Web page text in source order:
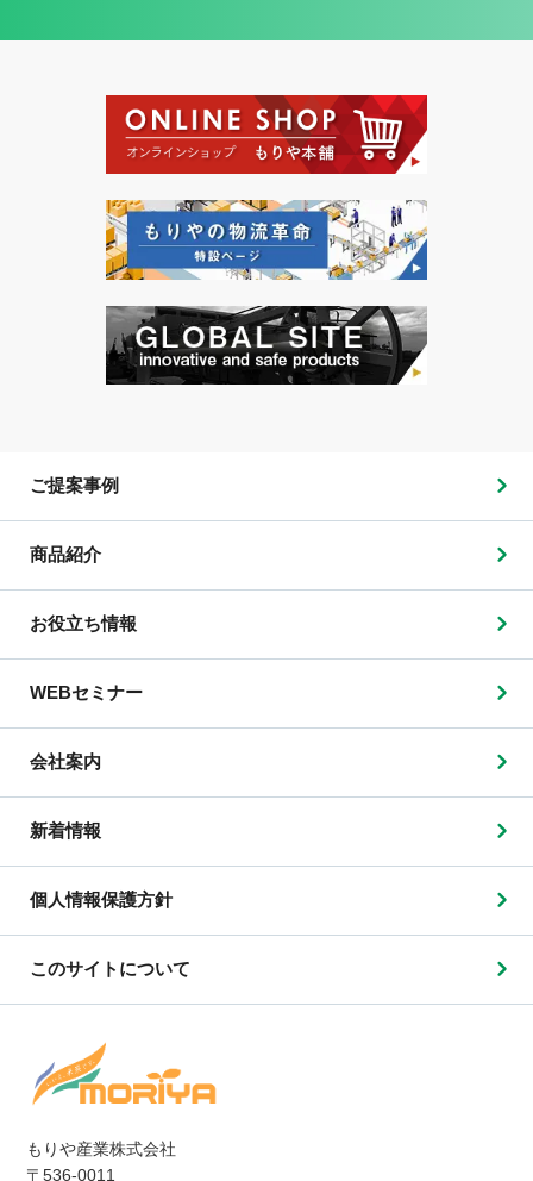
もりや産業株式会社
〒536-0011
ご提案事例
商品紹介
お役立ち情報
WEBセミナー
会社案内
新着情報
個人情報保護方針
このサイトについて